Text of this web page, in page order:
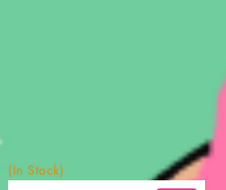
(In Stock)